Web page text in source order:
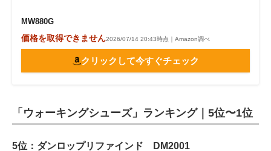
MW880G
価格を取得できません2026/07/14 20:43時点｜Amazon調べ
クリックして今すぐチェック
「ウォーキングシューズ」ランキング｜5位〜1位
5位：ダンロップリファインド DM2001